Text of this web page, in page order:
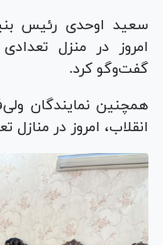
سعید اوحدی رئیس
امروز در منزل
گفت‌و‌گو کرد.
همچنین نمایندگان
انقلاب، امروز در منازل